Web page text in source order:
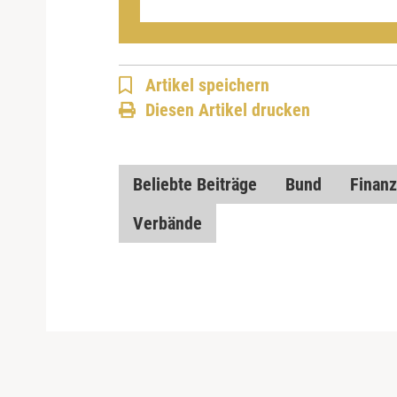
Artikel speichern
Diesen Artikel drucken
Beliebte Beiträge Bund
Verbände